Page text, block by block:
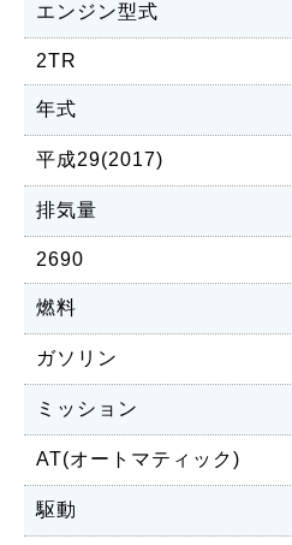
エンジン型式
2TR
年式
平成29(2017)
排気量
2690
燃料
ガソリン
ミッション
AT(オートマティック)
駆動